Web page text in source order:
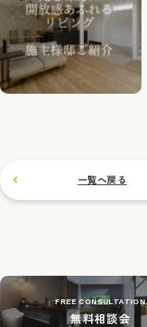
一覧へ戻る
FREE CONSULTATION
無料相談会